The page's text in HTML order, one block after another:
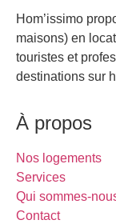
Hom’issimo
maisons) en
touristes et
destinations sur
À propos
Nos logements
Services
Qui sommes-
Contact